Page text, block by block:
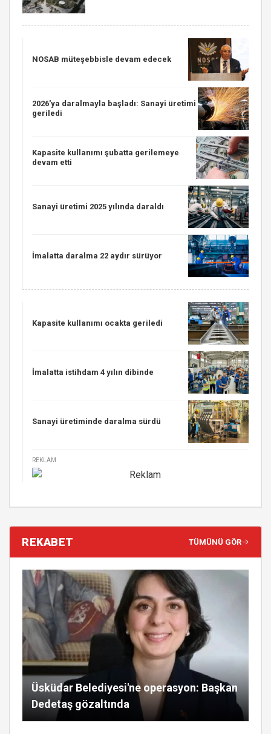
NOSAB müteşebbisle devam edecek
2026'ya daralmayla başladı: Sanayi üretimi
geriledi
Kapasite kullanımı şubatta gerilemeye
devam etti
Sanayi üretimi 2025 yılında daraldı
İmalatta daralma 22 aydır sürüyor
Kapasite kullanımı ocakta geriledi
İmalatta istihdam 4 yılın dibinde
Sanayi üretiminde daralma sürdü
REKLAM
REKABET TÜMÜNÜ GÖR
Üsküdar Belediyesi'ne operasyon: Başkan
Dedetaş gözaltında